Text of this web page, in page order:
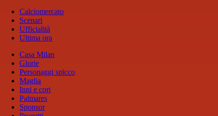
Calciomercato
Scenari
Ufficialità
Ultima ora
Casa Milan
Glorie
Personaggi spicco
Maglia
Inni e cori
Palmares
Sponsor